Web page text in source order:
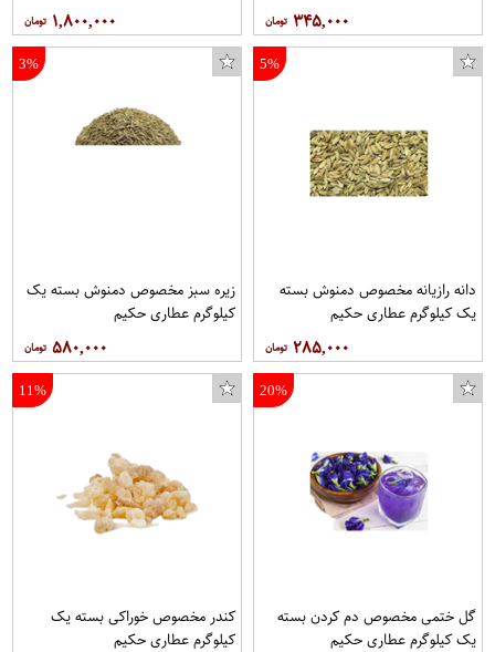
۳۴۵,۰۰۰ ۱,۸۰۰,۰۰۰
5%
دانه رازیانه مخصوص دمنوش بسته
یک کیلوگرم عطاری حکیم
۲۸۵,۰۰۰
3%
زیره سبز مخصوص دمنوش بسته یک
کیلوگرم عطاری حکیم
۵۸۰,۰۰۰
20%
گل ختمی مخصوص دم کردن بسته
یک کیلوگرم عطاری حکیم
11%
کندر مخصوص خوراکی بسته یک
کیلوگرم عطاری حکیم